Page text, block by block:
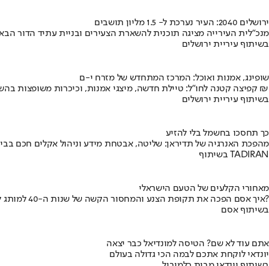
ירושלים 2040: העיר נערכת ל- 1.5 מליון תושבים
מנכ"לית העירייה מציגה תוכנית להשארת הצעירים ובניית עתיד הדור
בשיתוף עיריית ירושלים
שופינג, אמנות ואוכל: המרכז המתחדש של מזרח י-ם
קפיצה קטנה לחו"ל: טיילת חדשה, מיצגי אמנות, וכיכרות משופצות בהשקעה של 100 מיליון ₪
בשיתוף עיריית ירושלים
כך תחסכו בחשמל בלי להזיע
מהפכת האנרגיה של תדיראן: שליטה, אבטחת מידע וניהול אקלים חכם
בשיתוף TADIRAN
מאחורי הקלעים של הטעם הישראלי
איך אסם הפכה את תקופת הצנע והמחסור הקשה של שנות ה-40 למותג לאומי?
בשיתוף אסם
אתם עוד לא שם? הטיסה למונדיאל כבר יצאה
יונדאי לוקחת אתכם לבמה הכי גדולה בעולם